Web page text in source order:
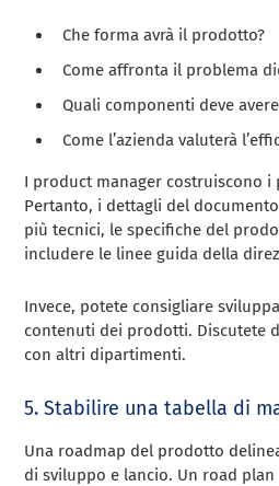
Che forma avrà il prodotto?
Come affronta il problema
Quali componenti deve
Come l’azienda valuterà
I product manager costruiscono
Pertanto, i dettagli del
più tecnici, le specifiche del
includere le linee guida della
Invece, potete consigliare
contenuti dei prodotti. Discutete
con altri dipartimenti.
5. Stabilire una tabella di
Una roadmap del prodotto
di sviluppo e lancio. Un road